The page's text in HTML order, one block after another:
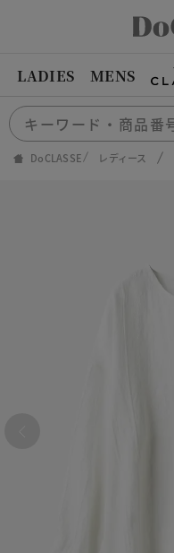
LADIES MENS
DoCLASSE レディース